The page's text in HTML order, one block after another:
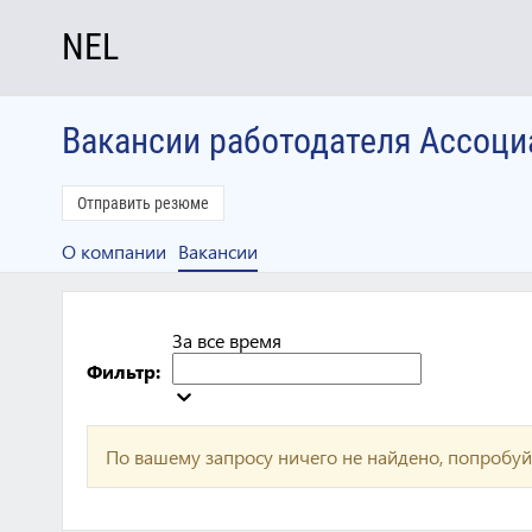
NEL
Вакансии работодателя
Отправить резюме
О компании Вакансии
Фильтр:
За все время
По вашему запросу ничего не найдено,